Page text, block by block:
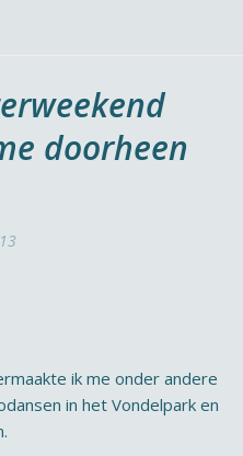
doorheen
ik me onder andere
in het Vondelpark en